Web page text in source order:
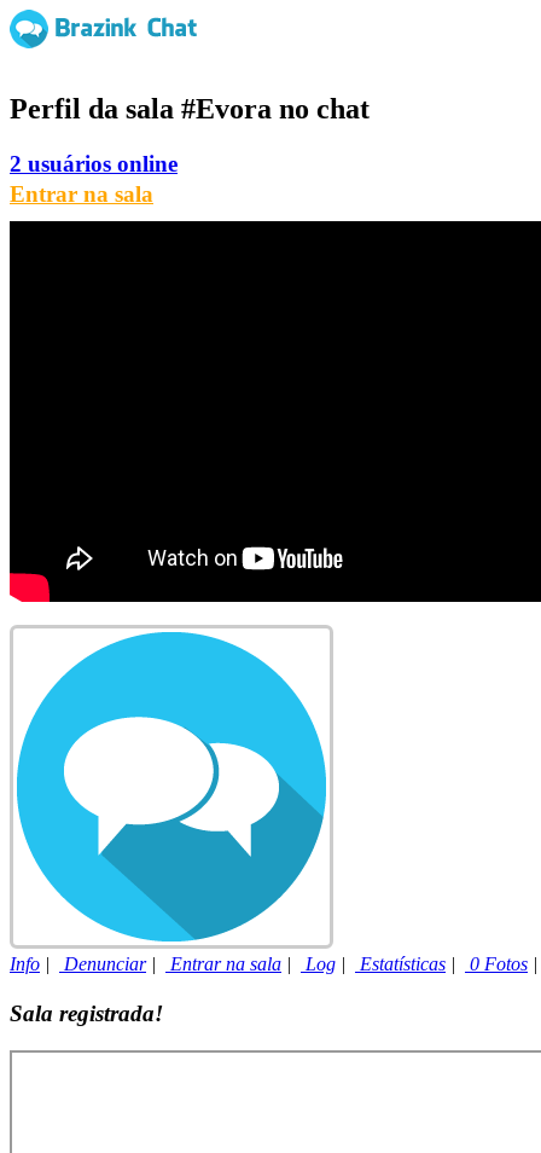
Perfil da sala #Evora no chat
2 usuários online
Entrar na sala
Info | Denunciar| Entrar na sala | Log | Estatísticas | 0 Fotos
Sala registrada!